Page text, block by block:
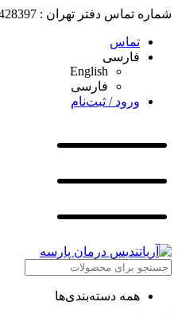
شماره تماس دفتر تهران : 02128428397
تماس
فارسی
English
فارسی
ورود / ثبت‌نام
همه دسته‌بندی‌ها